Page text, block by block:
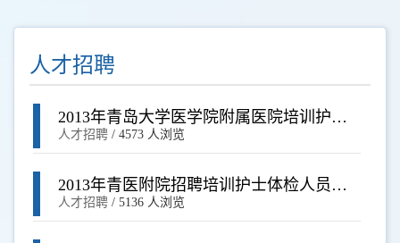
人才招聘
2013年青岛大学医学院附属医院培训护士
公开招聘面试通知
人才招聘/ 4573 人浏览
2013年青医附院招聘培训护士体检人员名
单
人才招聘/ 5136 人浏览